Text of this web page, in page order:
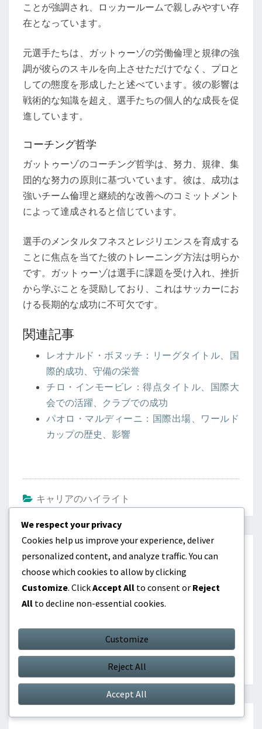
ことが強調され、ロッカールームで親しみやすい存
在となっています。
元選手たちは、ガットゥーゾの労働倫理と規律の強
調が彼らのスキルを向上させただけでなく、プロと
しての態度を形成したと述べています。彼の影響は
戦術的な知識を超え、選手たちの個人的な成長を促
進しています。
コーチング哲学
ガットゥーゾのコーチング哲学は、努力、規律、集
団的な努力の原則に基づいています。彼は、成功は
強いチーム倫理と継続的な改善へのコミットメント
によって達成されると信じています。
選手のメンタルタフネスとレジリエンスを育成する
ことに焦点を当てた彼のトレーニング方法は明らか
です。ガットゥーゾは選手に課題を受け入れ、挫折
から学ぶことを奨励しており、これはサッカーにお
ける長期的な成功に不可欠です。
関連記事
レオナルド・ボヌッチ：リーグタイトル、国
際的成功、守備の栄誉
チロ・インモービレ：得点タイトル、国際大
会での活躍、クラブでの成功
パオロ・マルディーニ：国際出場、ワールド
カップの歴史、影響
キャリアのハイライト
Post
navigation
PREVIOUS
マルコ・ヴェッラッティ：国際大会、貢献、パフォー
マンス
NEXT
フランチェスコ・トッティ：ワールドカップ、クラブ
記録、個人賞
We respect your privacy
Cookies help us improve your experience, deliver
personalized content, and analyze traffic. You can
choose which cookies to allow by clicking
Customize. ClickAccept All to consent or Reject
All to decline non-essential cookies.
Customize
Reject All
Accept All